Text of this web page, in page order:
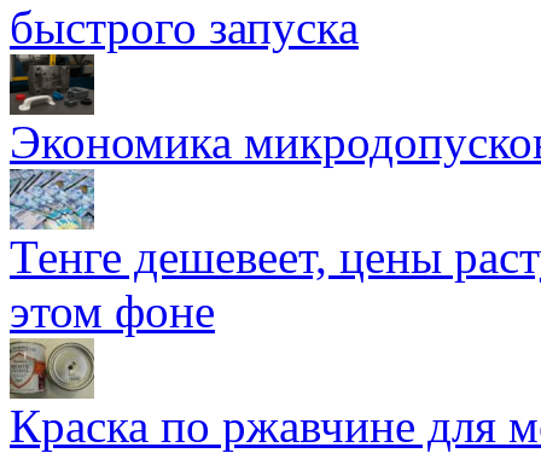
быстрого запуска
Экономика
Тенге дешевеет, цены
этом фоне
Краска по ржавчине для